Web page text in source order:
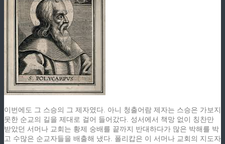
이번에도 그 스승의 그 제자였다. 아니 청출어람 제자는 스승은 가보지
못한 순교의 길을 제대로 걸어 들어갔다. 성서에서 책망 없이 칭찬만
받았던 서머나 교회는 황제 숭배를 끝까지 반대하다가 많은 박해를 박
고 수많은 순교자들을 배출해 냈다. 폴리캅은 이 서머나 교회의 지도자